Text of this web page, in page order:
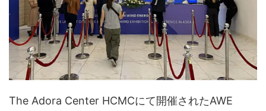
The Adora Center HCMCにて開催されたAWE